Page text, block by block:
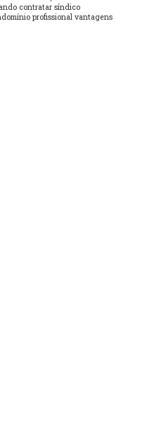
contratar síndico
profissional vantagens